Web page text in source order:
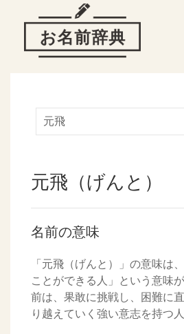
元飛（げんと）
名前の意味
「元飛（げんと）」の意味は
ことができる人」という意味
前は、果敢に挑戦し、困難に
り越えていく強い意志を持つ